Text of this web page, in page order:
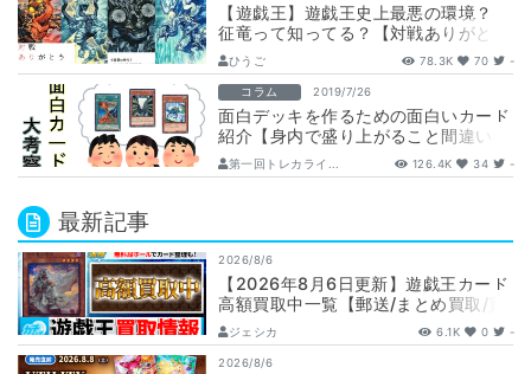
【遊戯王】遊戯王史上最悪の環境？
征竜って知ってる？【対戦ありがとう
ございました~対あり~】
ひうご 78.3K 70 -
コラム 2019/7/26
面白デッキを作るための面白いカード
紹介【身内で盛り上がること間違いな
し】
第一回トレカライ... 126.4K 34 -
最新記事
2026/8/6
【2026年8月6日更新】遊戯王カード
高額買取中一覧【郵送/まとめ買取/買
取表/相場/レリーフ】
ジェシカ 6.1K 0 -
2026/8/6